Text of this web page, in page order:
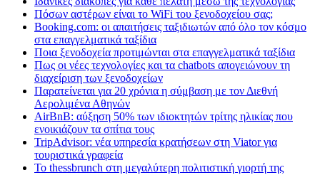
Πόσων αστέρων είναι το WiFi του ξενοδοχείου σας;
Booking.com: οι απαιτήσεις ταξιδιωτών από όλο τον κόσμο
στα επαγγελματικά ταξίδια
Ποια ξενοδοχεία προτιμώνται στα επαγγελματικά ταξίδια
Πως οι νέες τεχνολογίες και τα chatbots απογειώνουν τη
διαχείριση των ξενοδοχείων
Παρατείνεται για 20 χρόνια η σύμβαση με τον Διεθνή
Αερολιμένα Αθηνών
AirBnB: αύξηση 50% των ιδιοκτητών τρίτης ηλικίας που
ενοικιάζουν τα σπίτια τους
TripAdvisor: νέα υπηρεσία κρατήσεων στη Viator για
τουριστικά γραφεία
Το thessbrunch στη μεγαλύτερη πολιτιστική γιορτή της